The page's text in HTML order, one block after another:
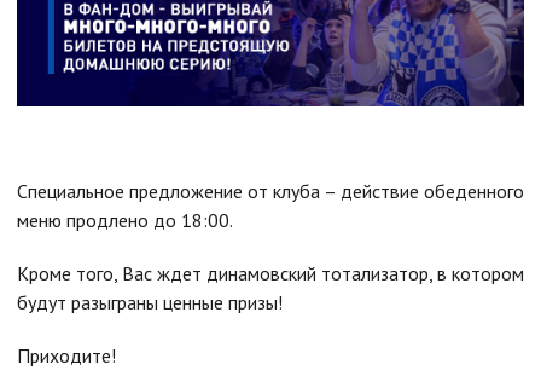
Специальное предложение от клуба – действие обеденного
меню продлено до 18:00.
Кроме того, Вас ждет динамовский тотализатор, в котором
будут разыграны ценные призы!
Приходите!